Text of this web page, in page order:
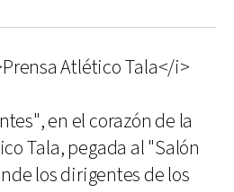
Atlético Tala</i>
en el corazón de la
Tala, pegada al "Salón
los dirigentes de los